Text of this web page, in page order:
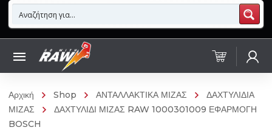
Αρχική Shop ΑΝΤΑΛΛΑΚΤΙΚΑ ΜΙΖΑΣ
ΔΑΧΤΥΛΙΔΙΑ
ΜΙΖΑΣ
ΔΑΧΤΥΛΙΔΙ ΜΙΖΑΣ RAW 1000301009 ΕΦΑΡΜΟΓΗ
BOSCH